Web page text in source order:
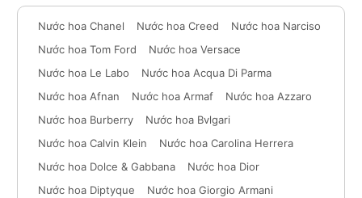
Nước hoa Chanel Nước hoa Creed
Nước hoa Narciso
Nước hoa Tom Ford
Nước hoa Versace
Nước hoa Le Labo
Nước hoa Acqua Di Parma
Nước hoa Afnan
Nước hoa Armaf
Nước hoa Azzaro
Nước hoa Burberry
Nước hoa Bvlgari
Nước hoa Calvin Klein
Nước hoa Carolina Herrera
Nước hoa Dolce & Gabbana
Nước hoa Dior
Nước hoa Diptyque
Nước hoa Giorgio Armani